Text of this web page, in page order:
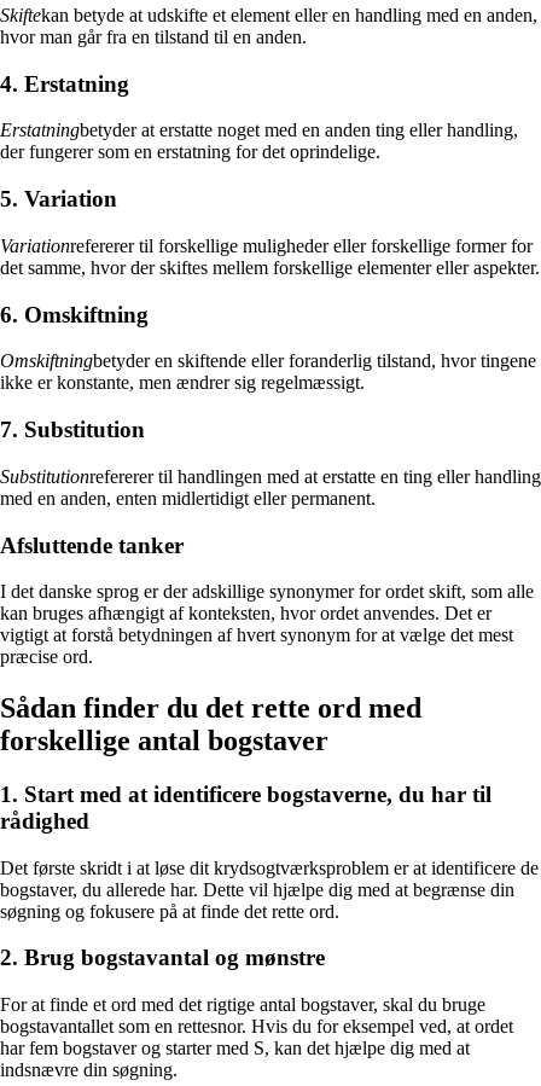
Skiftekan betyde at udskifte et element eller en handling med en anden,
hvor man går fra en tilstand til en anden.
4. Erstatning
Erstatningbetyder at erstatte noget med en anden ting eller handling,
der fungerer som en erstatning for det oprindelige.
5. Variation
Variationrefererer til forskellige muligheder eller forskellige former for
det samme, hvor der skiftes mellem forskellige elementer eller aspekter.
6. Omskiftning
Omskiftningbetyder en skiftende eller foranderlig tilstand, hvor tingene
ikke er konstante, men ændrer sig regelmæssigt.
7. Substitution
Substitutionrefererer til handlingen med at erstatte en ting eller handling
med en anden, enten midlertidigt eller permanent.
Afsluttende tanker
I det danske sprog er der adskillige synonymer for ordet skift, som alle
kan bruges afhængigt af konteksten, hvor ordet anvendes. Det er
vigtigt at forstå betydningen af hvert synonym for at vælge det mest
præcise ord.
Sådan finder du det rette ord med
forskellige antal bogstaver
1. Start med at identificere bogstaverne, du har til
rådighed
Det første skridt i at løse dit krydsogtværksproblem er at identificere de
bogstaver, du allerede har. Dette vil hjælpe dig med at begrænse din
søgning og fokusere på at finde det rette ord.
2. Brug bogstavantal og mønstre
For at finde et ord med det rigtige antal bogstaver, skal du bruge
bogstavantallet som en rettesnor. Hvis du for eksempel ved, at ordet
har fem bogstaver og starter med S, kan det hjælpe dig med at
indsnævre din søgning.